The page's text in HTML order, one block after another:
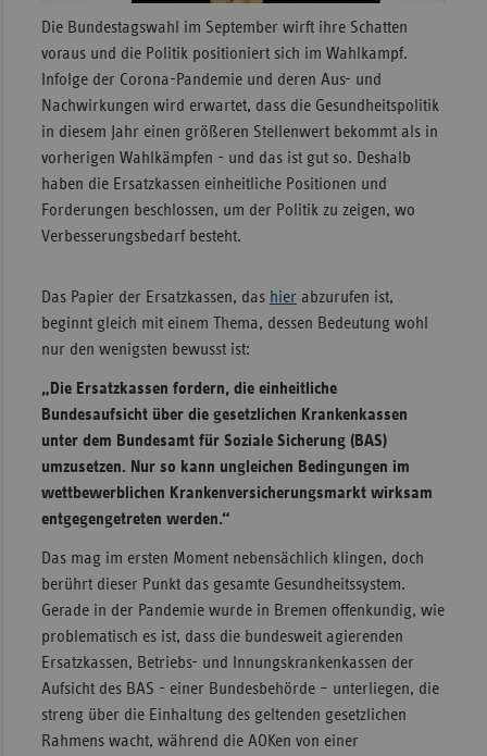
Die Bundestagswahl im September wirft ihre Schatten
voraus und die Politik positioniert sich im Wahlkampf.
Infolge der Corona-Pandemie und deren Aus- und
Nachwirkungen wird erwartet, dass die Gesundheitspolitik
in diesem Jahr einen größeren Stellenwert bekommt als in
vorherigen Wahlkämpfen - und das ist gut so. Deshalb
haben die Ersatzkassen einheitliche Positionen und
Forderungen beschlossen, um der Politik zu zeigen, wo
Verbesserungsbedarf besteht.
Das Papier der Ersatzkassen, das hier abzurufen ist,
beginnt gleich mit einem Thema, dessen Bedeutung wohl
nur den wenigsten bewusst ist:
„Die Ersatzkassen fordern, die einheitliche
Bundesaufsicht über die gesetzlichen Krankenkassen
unter dem Bundesamt für Soziale Sicherung (BAS)
umzusetzen. Nur so kann ungleichen Bedingungen im
wettbewerblichen Krankenversicherungsmarkt wirksam
entgegengetreten werden.“
Das mag im ersten Moment nebensächlich klingen, doch
berührt dieser Punkt das gesamte Gesundheitssystem.
Gerade in der Pandemie wurde in Bremen offenkundig, wie
problematisch es ist, dass die bundesweit agierenden
Ersatzkassen, Betriebs- und Innungskrankenkassen der
Aufsicht des BAS - einer Bundesbehörde – unterliegen, die
streng über die Einhaltung des geltenden gesetzlichen
Rahmens wacht, während die AOKen von einer